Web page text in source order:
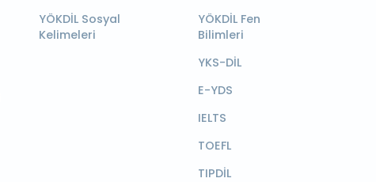
YÖKDİL Sosyal
Kelimeleri
YÖKDİL Fen
Bilimleri
YKS-DİL
E-YDS
IELTS
TOEFL
TIPDİL